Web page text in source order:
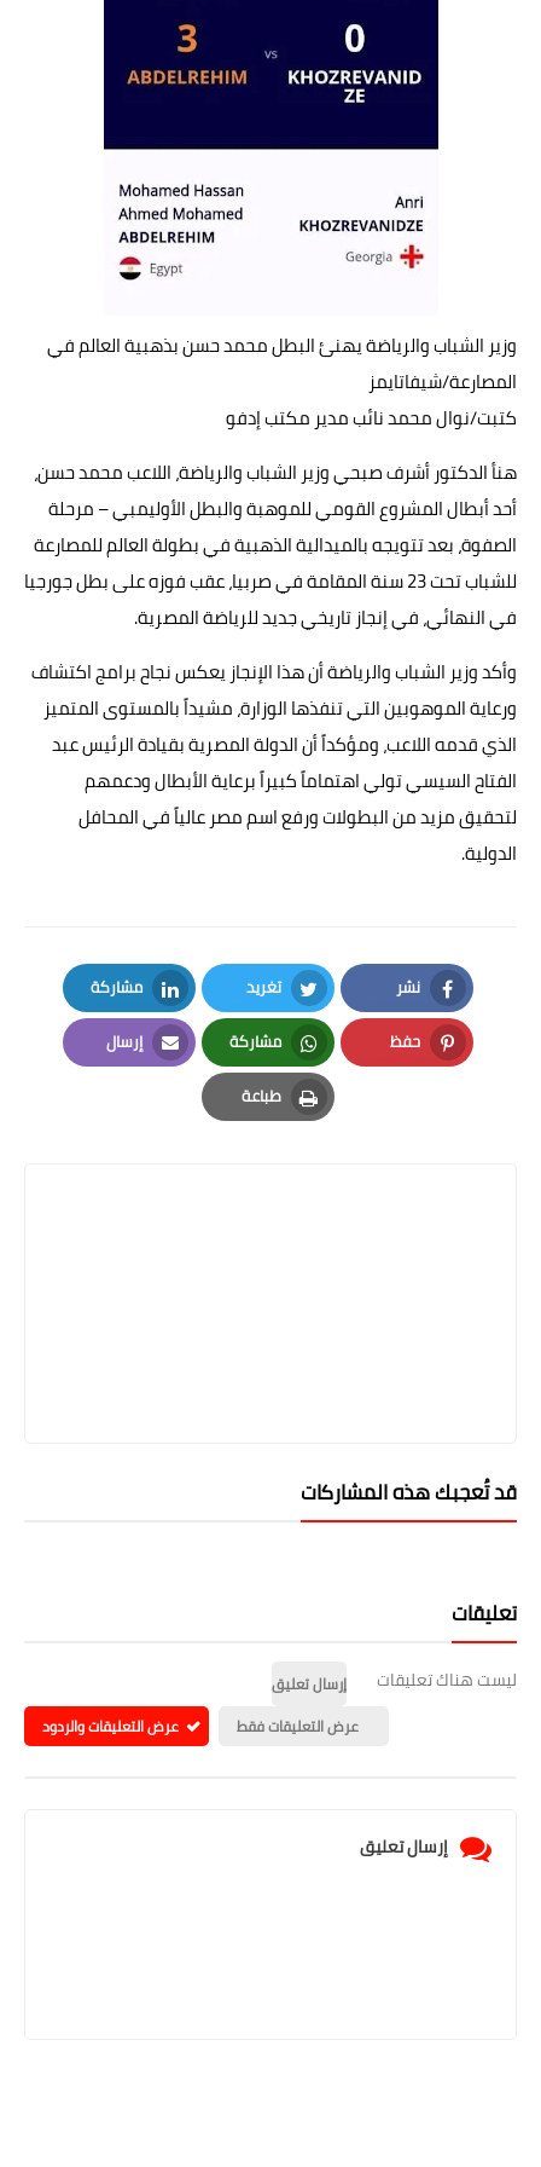
حوادث وقضايا
خدمات
فن المطبخ
مقالات
وزير الشباب والرياضة يهنئ البطل محمد حسن بذهبية العالم في
المصارعة/شيفاتايمز
كتبت/نوال محمد نائب مدير مكتب إدفو
هنأ الدكتور أشرف صبحي وزير الشباب والرياضة، اللاعب محمد حسن،
أحد أبطال المشروع القومي للموهبة والبطل الأوليمبي – مرحلة
الصفوة، بعد تتويجه بالميدالية الذهبية في بطولة العالم للمصارعة
للشباب تحت 23 سنة المقامة في صربيا، عقب فوزه على بطل جورجيا
في النهائي، في إنجاز تاريخي جديد للرياضة المصرية.
وأكد وزير الشباب والرياضة أن هذا الإنجاز يعكس نجاح برامج اكتشاف
ورعاية الموهوبين التي تنفذها الوزارة، مشيداً بالمستوى المتميز
الذي قدمه اللاعب، ومؤكداً أن الدولة المصرية بقيادة الرئيس عبد
الفتاح السيسي تولي اهتماماً كبيراً برعاية الأبطال ودعمهم
لتحقيق مزيد من البطولات ورفع اسم مصر عالياً في المحافل
الدولية.
نشر
Facebook
تغريد
Twitter
مشاركة
LinkedIn
حفظ
Pinterest
مشاركة
Whatsapp
إرسال
Email
طباعة
Print
قد تُعجبك هذه المشاركات
تعليقات
ليست هناك تعليقات
إرسال تعليق
عرض التعليقات فقط
عرض التعليقات والردود
إرسال تعليق